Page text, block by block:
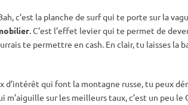
c’est la planche de surf qui te porte sur la
. C’est l’effet levier qui te permet de
te permettre en cash. En clair, tu laisses la
d’intérêt qui font la montagne russe, tu peux
m’aiguille sur les meilleurs taux, c’est un peu le